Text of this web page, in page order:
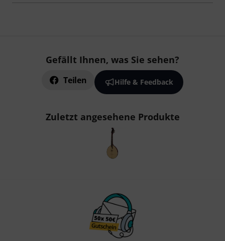
Gefällt Ihnen, was Sie sehen?
Teilen Hilfe & Feedback
Zuletzt angesehene Produkte